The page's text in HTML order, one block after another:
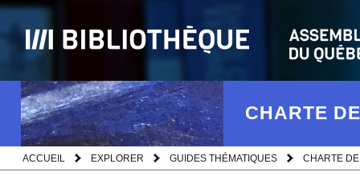
CHARTE
ACCUEIL EXPLORER GUIDES THÉMATIQUES CHARTE